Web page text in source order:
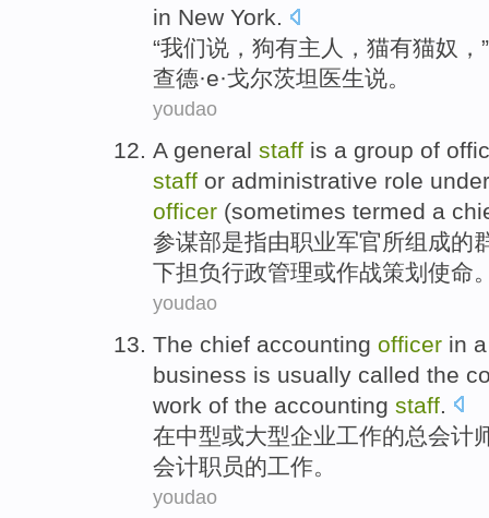
in New York.
“我们说 ， 狗有主人 ， 猫有猫奴，”
查德·e·戈尔茨坦医生说。
youdao
A general staff is a group of
staff or administrative role
officer (sometimes termed a
参谋部是指由职业军官所组成的
下担负行政管理或作战策划使命
youdao
The chief accounting officer in
business is usually called the
work of the accounting staff
在中型或大型企业工作的总会计
会计职员的工作。
youdao